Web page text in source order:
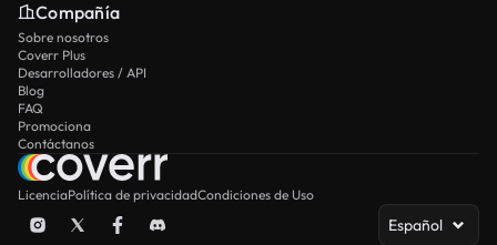
Compañía
Sobre nosotros
Coverr Plus
Desarrolladores / API
Blog
FAQ
Promociona
Contáctanos
LicenciaPolítica de privacidadCondiciones de Uso
Español